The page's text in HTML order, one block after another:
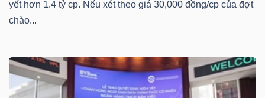
yết hơn 1.4 tỷ cp. Nếu xét theo giá 30,000 đồng/cp của đợt
chào...
Tin
tức